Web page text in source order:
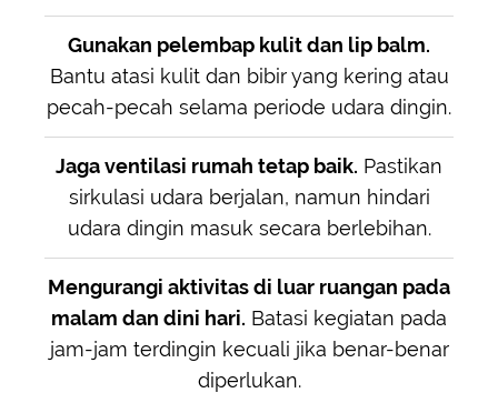
Gunakan pelembap kulit dan lip balm.
Bantu atasi kulit dan bibir yang kering atau
pecah-pecah selama periode udara dingin.
Jaga ventilasi rumah tetap baik. Pastikan
sirkulasi udara berjalan, namun hindari
udara dingin masuk secara berlebihan.
Mengurangi aktivitas di luar ruangan pada
malam dan dini hari. Batasi kegiatan pada
jam-jam terdingin kecuali jika benar-benar
diperlukan.